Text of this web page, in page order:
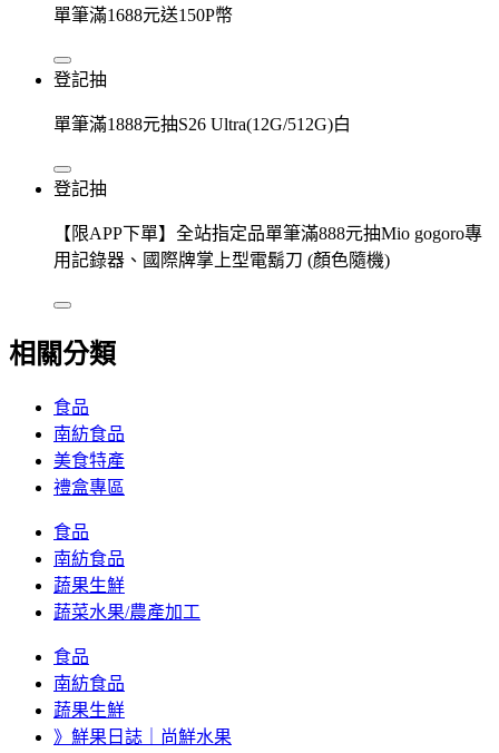
單筆滿1688元送150P幣
登記抽
單筆滿1888元抽S26 Ultra(12G/512G)白
登記抽
【限APP下單】全站指定品單筆滿888元抽Mio gogoro專
用記錄器、國際牌掌上型電鬍刀 (顏色隨機)
相關分類
食品
南紡食品
美食特產
禮盒專區
食品
南紡食品
蔬果生鮮
蔬菜水果/農產加工
食品
南紡食品
蔬果生鮮
》鮮果日誌｜尚鮮水果